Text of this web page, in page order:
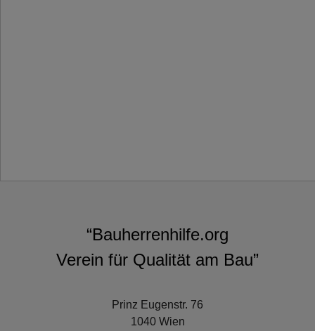
“Bauherrenhilfe.org
Verein für Qualität am Bau”
Prinz Eugenstr. 76
1040 Wien